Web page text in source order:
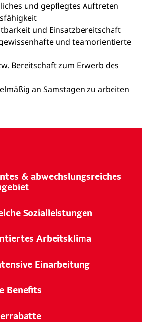
und gepflegtes Auftreten
und Einsatzbereitschaft
und teamorientierte
Bereitschaft zum Erwerb des
an Samstagen zu arbeiten
& abwechslungsreiches
Sozialleistungen
Arbeitsklima
Einarbeitung
Benefits